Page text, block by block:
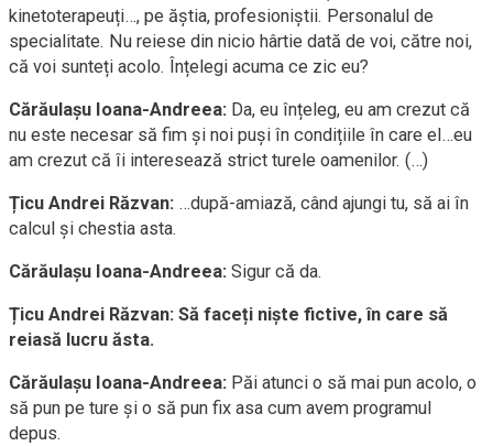
kinetoterapeuți…, pe ăștia, profesioniștii. Personalul de
specialitate. Nu reiese din nicio hârtie dată de voi, către noi,
că voi sunteți acolo. Înțelegi acuma ce zic eu?
Cărăulașu Ioana-Andreea: Da, eu înțeleg, eu am crezut că
nu este necesar să fim și noi puși în condițiile în care el…eu
am crezut că îi interesează strict turele oamenilor. (…)
Țicu Andrei Răzvan: …după-amiază, când ajungi tu, să ai în
calcul și chestia asta.
Cărăulașu Ioana-Andreea: Sigur că da.
Țicu Andrei Răzvan: Să faceți niște fictive, în care să
reiasă lucru ăsta.
Cărăulașu Ioana-Andreea: Păi atunci o să mai pun acolo, o
să pun pe ture și o să pun fix asa cum avem programul
depus.